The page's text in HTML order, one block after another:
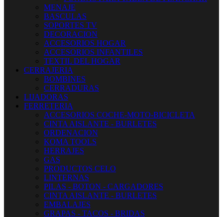
MENAJE
BASCULAS
SOPORTES TV
DECORACION
ACCESORIOS HOGAR
ACCESORIOS INFANTILES
TEXTIL DEL HOGAR
CERRAJERIA
BOMBINES
CERRADURAS
LIJADORAS
FERRETERIA
ACCESORIOS COCHE-MOTO-BICICLETA
CINTA AISLANTE - BURLETES
ORDENACION
KOMA TOOLS
HERRAJES
GAS
PRODUCTOS CELO
LINTERNAS
PILAS - BOTON - CARGADORES
CINTA AISLANTE - BURLETES
EMBALAJES
GRAPAS - TACOS - BRIDAS